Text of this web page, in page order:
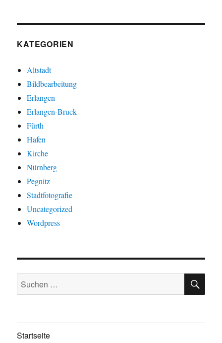
KATEGORIEN
Altstadt
Bildbearbeitung
Erlangen
Erlangen-Bruck
Fürth
Hafen
Kirche
Nürnberg
Pegnitz
Stadtfotografie
Uncategorized
Wordpress
Suchen
nach:
Startseite